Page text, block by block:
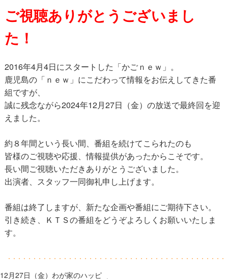
ご視聴ありがとうございまし
た！
2016年4月4日にスタートした「かごｎｅｗ」。
鹿児島の「ｎｅｗ」にこだわって情報をお伝えしてきた番
組ですが、
誠に残念ながら2024年12月27日（金）の放送で最終回を迎
えました。
約８年間という長い間、番組を続けてこられたのも
皆様のご視聴や応援、情報提供があったからこそです。
長い間ご視聴いただきありがとうございました。
出演者、スタッフ一同御礼申し上げます。
番組は終了しますが、新たな企画や番組にご期待下さい。
引き続き、ＫＴＳの番組をどうぞよろしくお願いいたしま
す。
12月27日（金）わが家のハッピ